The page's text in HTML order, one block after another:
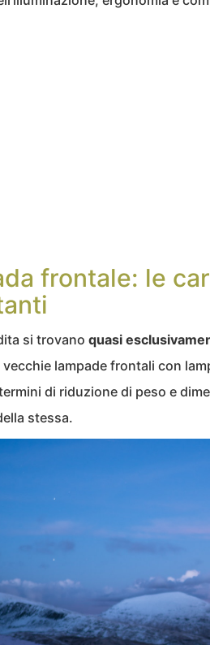
frontale: le
si trovano quasi
lampade frontali con
di riduzione di peso e
stessa.